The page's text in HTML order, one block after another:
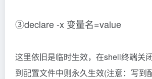
③declare -x 变量名=value
这里依旧是临时生效，在shell终端关
到配置文件中则永久生效(注意：写到